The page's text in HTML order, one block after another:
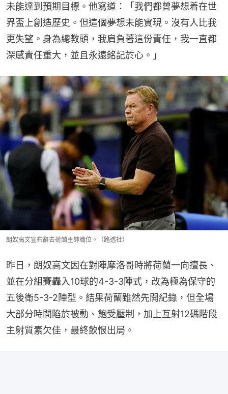
未能達到預期目標。他寫道：「我們都曾夢想着在世
界盃上創造歷史。但這個夢想未能實現。沒有人比我
更失望。身為總教頭，我肩負著這份責任，我一直都
深感責任重大，並且永遠銘記於心。」
朗奴高文宣布辭去荷蘭主帥職位。（路透社）
昨日，朗奴高文因在對陣摩洛哥時將荷蘭一向擅長、
並在分組賽轟入10球的4-3-3陣式，改為極為保守的
五後衛5-3-2陣型。結果荷蘭雖然先開紀錄，但全場
大部分時間陷於被動、飽受壓制，加上互射12碼階段
主射質素欠佳，最終飲恨出局。